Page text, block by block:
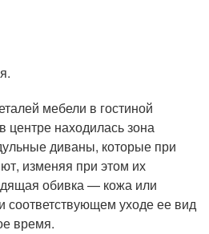
мебели в гостиной
центре находилась зона
диваны, которые при
изменяя при этом их
обивка — кожа или
соответствующем уходе ее вид
время.